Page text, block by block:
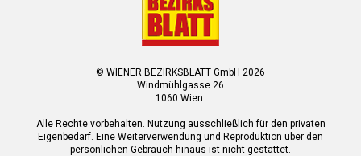
© WIENER BEZIRKSBLATT GmbH 2026
Windmühlgasse 26
1060 Wien.
Alle Rechte vorbehalten. Nutzung ausschließlich für den privaten
Eigenbedarf. Eine Weiterverwendung und Reproduktion über den
persönlichen Gebrauch hinaus ist nicht gestattet.